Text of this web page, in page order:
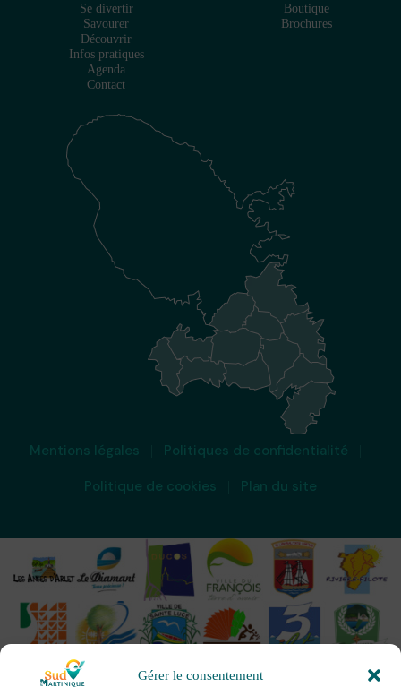
Gérer le consentement
Se divertir
Savourer
Découvrir
Infos pratiques
Agenda
Contact
Boutique
Brochures
Mentions légales
Politiques de confidentialité
Politique de cookies
Plan du site